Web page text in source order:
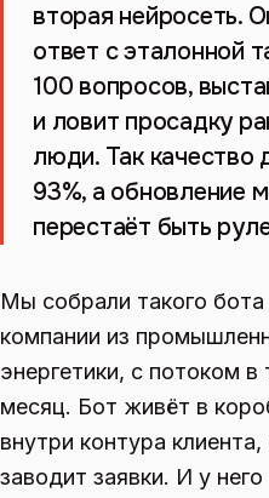
вторая нейросеть.
ответ с эталонной
100 вопросов,
и ловит просадку
люди. Так качество
93%, а обновление
перестаёт быть
Мы собрали такого
компании из
энергетики, с потоком
месяц. Бот живёт в
внутри контура
заводит заявки. И у